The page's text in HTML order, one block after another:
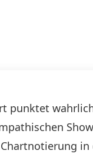
punktet
in